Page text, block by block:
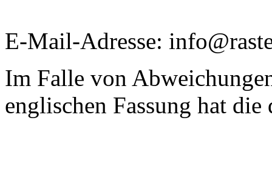
E-Mail-Adresse:
Im Falle von
englischen Fassung hat die